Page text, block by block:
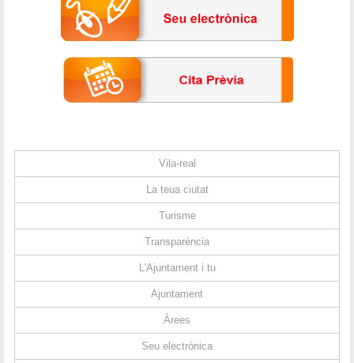
Vila-real
La teua ciutat
Turisme
Transparència
L'Ajuntament i tu
Ajuntament
Àrees
Seu electrònica